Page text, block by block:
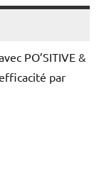
PO’SITIVE &
par